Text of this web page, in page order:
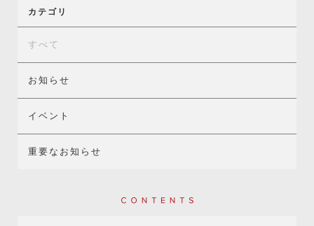
カテゴリ
すべて
お知らせ
イベント
重要なお知らせ
Contents